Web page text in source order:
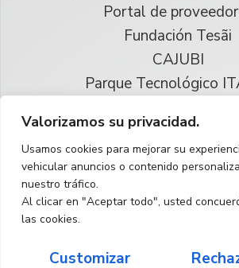
Valorizamos su privacidad.
Usamos cookies para mejorar su
vehicular anuncios o contenido
nuestro tráfico.
Al clicar en "Aceptar todo", usted
las cookies.
Customizar
Portal de
Fundación Tesãi
CAJUBI
Parque Tecnológico
Reservados todos los
Español